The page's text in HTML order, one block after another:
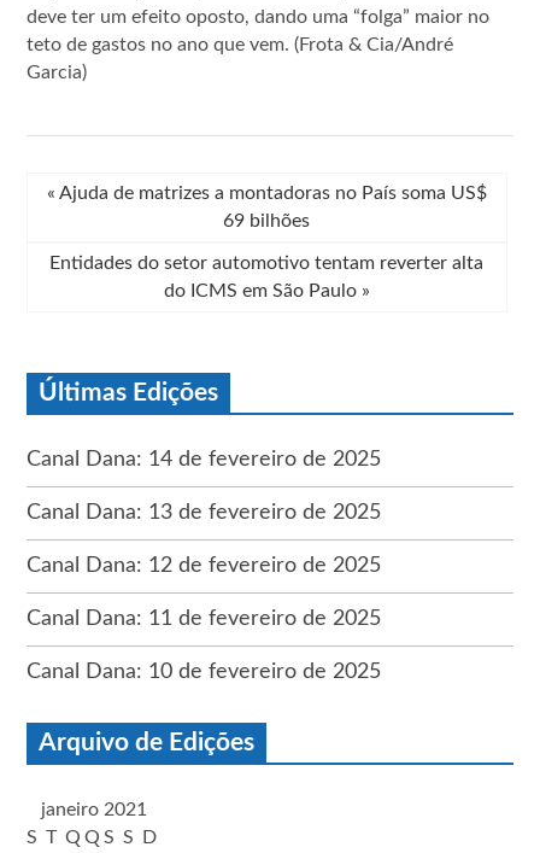
deve ter um efeito oposto, dando uma “folga” maior no
teto de gastos no ano que vem. (Frota & Cia/André
Garcia)
« Ajuda de matrizes a montadoras no País soma US$
69 bilhões
Entidades do setor automotivo tentam reverter alta
do ICMS em São Paulo »
Últimas Edições
Canal Dana: 14 de fevereiro de 2025
Canal Dana: 13 de fevereiro de 2025
Canal Dana: 12 de fevereiro de 2025
Canal Dana: 11 de fevereiro de 2025
Canal Dana: 10 de fevereiro de 2025
Arquivo de Edições
janeiro 2021
S T Q Q S S D